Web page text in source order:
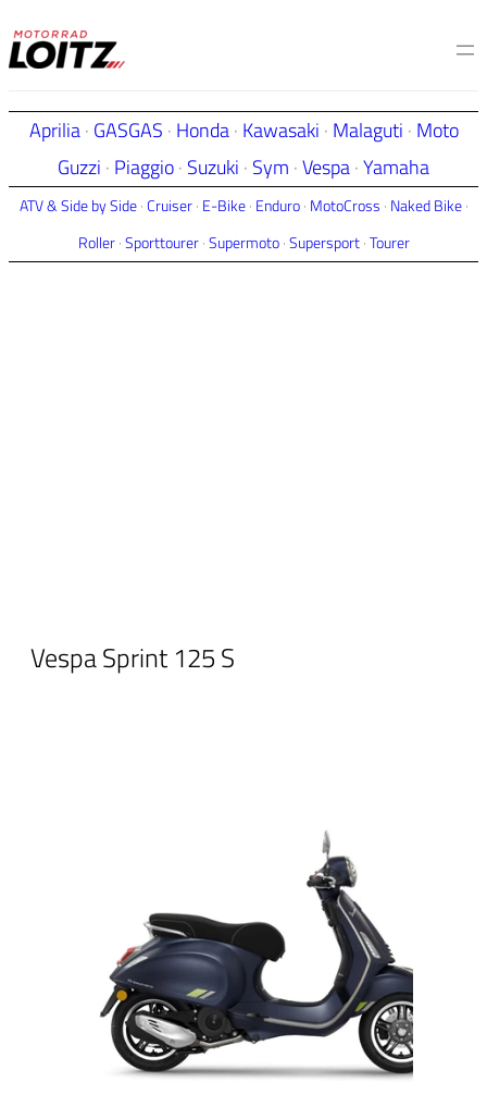
Zum
Inhalt
Aprilia· GASGAS · Honda· Kawasaki · Malaguti · Moto
Guzzi · Piaggio· Suzuki · Sym ·Vespa·Yamaha
ATV & Side by Side·Cruiser· E-Bike· Enduro· MotoCross · Naked Bike·
Roller·Sporttourer·Supermoto·Supersport·Tourer
Vespa Sprint 125 S